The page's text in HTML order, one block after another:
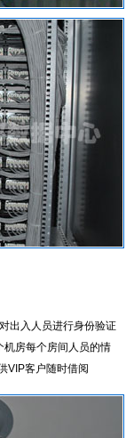
出入人员进行身份验证
房每个房间人员的情
VIP客户随时借阅